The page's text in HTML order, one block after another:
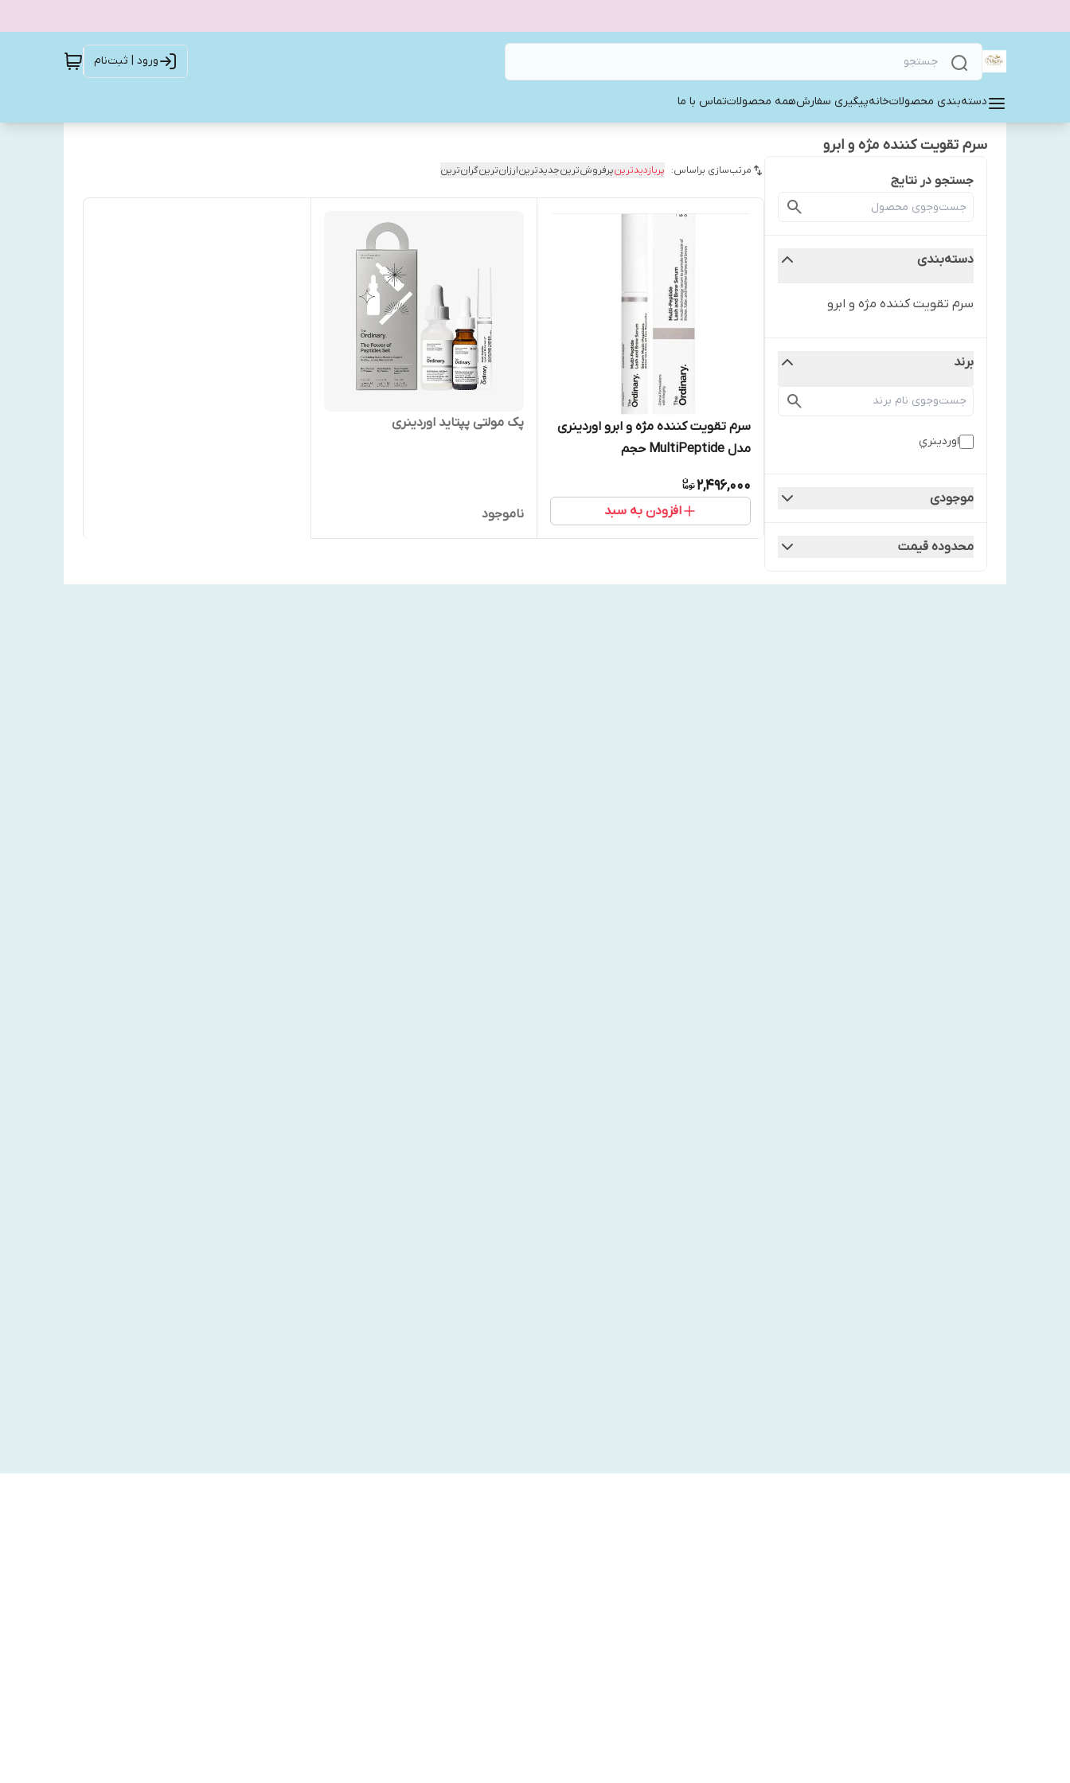
ورود | ثبت‌نام
دسته‌بندی محصولاتخانهپیگیری سفارشهمه محصولاتتماس با ما
سرم تقویت کننده مژه و ابرو
جستجو در نتایج
دسته‌بندی
سرم تقویت کننده مژه و ابرو
برند
اوردينري
موجودی
محدوده قیمت
مرتب‌سازی براساس: پربازدیدترینپرفروش‌ترینجدیدترینارزان‌ترینگران‌ترین
سرم تقویت کننده مژه و ابرو اوردینری
مدل MultiPeptide حجم
2,496,000
افزودن به سبد
پک مولتی پپتاید اوردینری
ناموجود